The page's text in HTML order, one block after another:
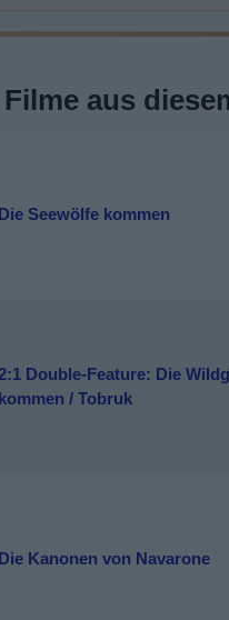
aus
Die Seewölfe kommen
Double-Feature: Die
kommen / Tobruk
Die Kanonen von Navarone